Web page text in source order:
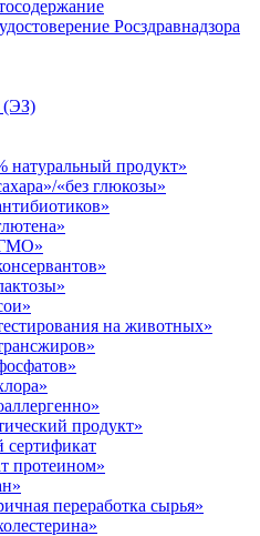
Росздравнадзора
(ЭЗ)
натуральный продукт»
«без глюкозы»
ГМО»
на животных»
продукт»
сертификат
протеином»
переработка сырья»